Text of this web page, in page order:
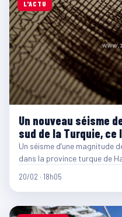
L'ACTU
Un nouveau séisme
sud de la Turquie, ce
Un séisme d’une magnitude
dans la province turque de
20/02 · 18h05